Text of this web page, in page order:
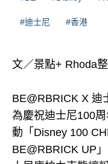
#迪士尼 #香港
文／景點+ Rhoda
BE@RBRICK X 迪
為慶祝迪士尼100
動「Disney 100
BE@RBRICK UP